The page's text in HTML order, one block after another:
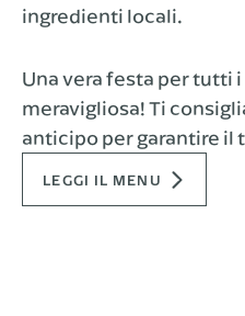
ingredienti locali.
Una vera festa per tutti
meravigliosa! Ti
anticipo per garantire il
LEGGI IL MENU